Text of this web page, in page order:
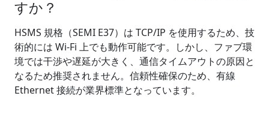
すか？
HSMS 規格（SEMI E37）は TCP/IP を使用するため、技
術的には Wi-Fi 上でも動作可能です。しかし、ファブ環
境では干渉や遅延が大きく、通信タイムアウトの原因と
なるため推奨されません。信頼性確保のため、有線
Ethernet 接続が業界標準となっています。